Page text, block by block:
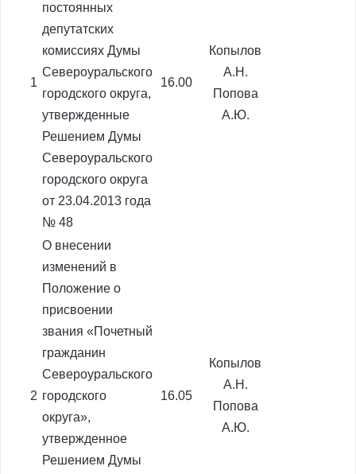
1
постоянных
депутатских
комиссиях Думы
Североуральского
городского округа,
утвержденные
Решением Думы
Североуральского
городского округа
от 23.04.2013 года
№ 48
16.00
Копылов
А.Н.
Попова
А.Ю.
2
О внесении
изменений в
Положение о
присвоении
звания «Почетный
гражданин
Североуральского
городского
округа»,
утвержденное
Решением Думы
16.05
Копылов
А.Н.
Попова
А.Ю.